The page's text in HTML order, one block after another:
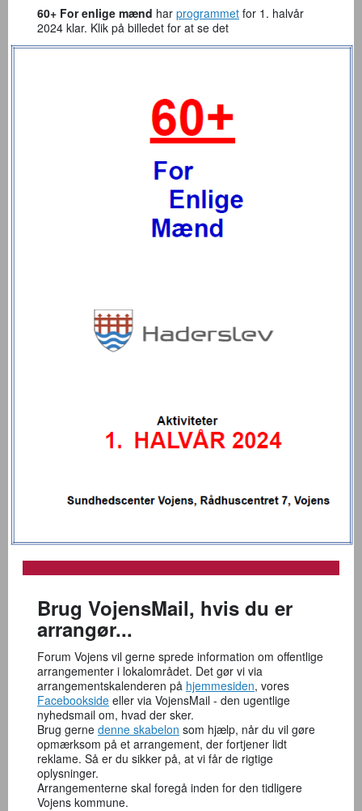
60+ For enlige mænd har programmet for 1. halvår
2024 klar. Klik på billedet for at se det
Brug VojensMail, hvis du er
arrangør...
Forum Vojens vil gerne sprede information om offentlige
arrangementer i lokalområdet. Det gør vi via
arrangementskalenderen på hjemmesiden, vores
Facebookside eller via VojensMail - den ugentlige
nyhedsmail om, hvad der sker.
Brug gerne denne skabelon som hjælp, når du vil gøre
opmærksom på et arrangement, der fortjener lidt
reklame. Så er du sikker på, at vi får de rigtige
oplysninger.
Arrangementerne skal foregå inden for den tidligere
Vojens kommune.